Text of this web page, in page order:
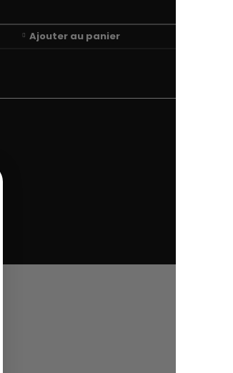
Ajouter au panier